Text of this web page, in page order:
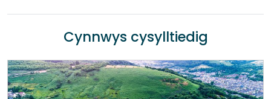
Cynnwys cysylltiedig